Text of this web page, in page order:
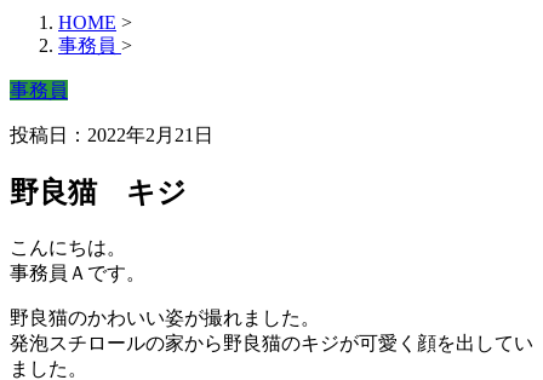
HOME >
事務員 >
事務員
投稿日：2022年2月21日
野良猫 キジ
こんにちは。
事務員Ａです。
野良猫のかわいい姿が撮れました。
発泡スチロールの家から野良猫のキジが可愛く顔を出してい
ました。